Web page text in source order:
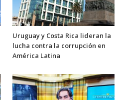
Uruguay y Costa Rica lideran la
lucha contra la corrupción en
América Latina